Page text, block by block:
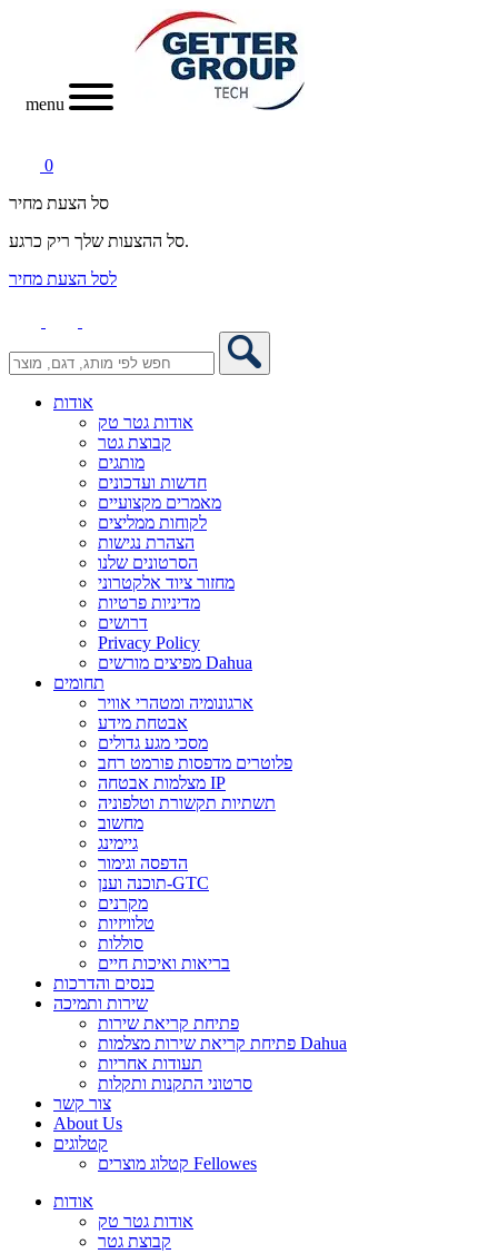
menu
0
סל הצעת מחיר
סל ההצעות שלך ריק כרגע.
לסל הצעת מחיר
אודות
אודות גטר טק
קבוצת גטר
מותגים
חדשות ועדכונים
מאמרים מקצועיים
לקוחות ממליצים
הצהרת נגישות
הסרטונים שלנו
מחזור ציוד אלקטרוני
מדיניות פרטיות
דרושים
Privacy Policy
מפיצים מורשים Dahua
תחומים
ארגונומיה ומטהרי אוויר
אבטחת מידע
מסכי מגע גדולים
פלוטרים מדפסות פורמט רחב
מצלמות אבטחה IP
תשתיות תקשורת וטלפוניה
מחשוב
גיימינג
הדפסה וגימור
תוכנה וענן-GTC
מקרנים
טלוויזיות
סוללות
בריאות ואיכות חיים
כנסים והדרכות
שירות ותמיכה
פתיחת קריאת שירות
פתיחת קריאת שירות מצלמות Dahua
תעודות אחריות
סרטוני התקנות ותקלות
צור קשר
About Us
קטלוגים
קטלוג מוצרים Fellowes
אודות
אודות גטר טק
קבוצת גטר